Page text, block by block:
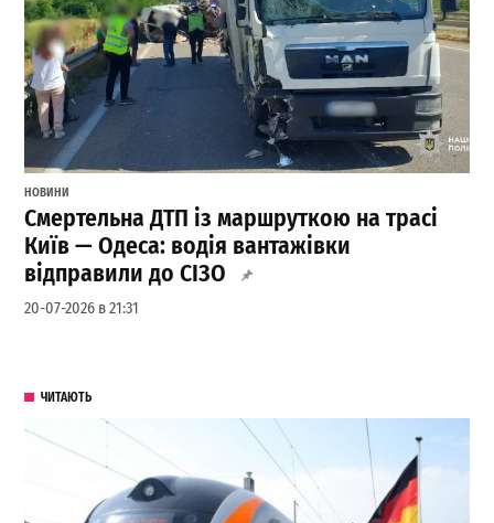
НОВИНИ
Смертельна ДТП із маршруткою на трасі
Київ — Одеса: водія вантажівки
відправили до СІЗО
20-07-2026 в 21:31
ЧИТАЮТЬ